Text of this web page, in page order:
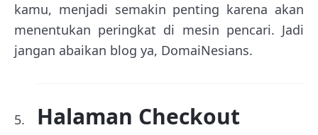
kamu, menjadi semakin penting karena akan
menentukan peringkat di mesin pencari. Jadi
jangan abaikan blog ya, DomaiNesians.
Halaman Checkout